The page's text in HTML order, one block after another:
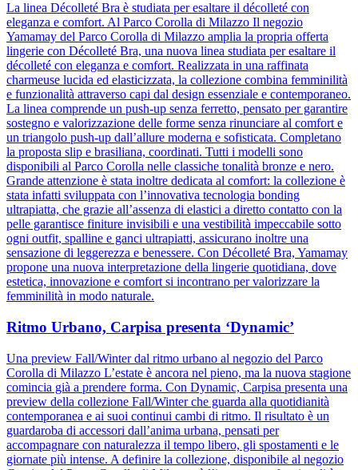
La linea Décolleté Bra è studiata per esaltare il décolleté con
eleganza e comfort. Al Parco Corolla di Milazzo Il negozio
Yamamay del Parco Corolla di Milazzo amplia la propria offerta
lingerie con Décolleté Bra, una nuova linea studiata per esaltare il
décolleté con eleganza e comfort. Realizzata in una raffinata
charmeuse lucida ed elasticizzata, la collezione combina femminilità
e funzionalità attraverso capi dal design essenziale e contemporaneo.
La linea comprende un push-up senza ferretto, pensato per garantire
sostegno e valorizzazione delle forme senza rinunciare al comfort e
un triangolo push-up dall’allure moderna e sofisticata. Completano
la proposta slip e brasiliana, coordinati. Tutti i modelli sono
disponibili al Parco Corolla nelle classiche tonalità bronze e nero.
Grande attenzione è stata inoltre dedicata al comfort: la collezione è
stata infatti sviluppata con l’innovativa tecnologia bonding
ultrapiatta, che grazie all’assenza di elastici a diretto contatto con la
pelle garantisce finiture invisibili e una vestibilità impeccabile sotto
ogni outfit, spalline e ganci ultrapiatti, assicurano inoltre una
sensazione di leggerezza e benessere. Con Décolleté Bra, Yamamay
propone una nuova interpretazione della lingerie quotidiana, dove
estetica, innovazione e comfort si incontrano per valorizzare la
femminilità in modo naturale.
Ritmo Urbano, Carpisa presenta ‘Dynamic’
Una preview Fall/Winter dal ritmo urbano al negozio del Parco
Corolla di Milazzo L’estate è ancora nel pieno, ma la nuova stagione
comincia già a prendere forma. Con Dynamic, Carpisa presenta una
preview della collezione Fall/Winter che guarda alla quotidianità
contemporanea e ai suoi continui cambi di ritmo. Il risultato è un
guardaroba di accessori dall’anima urbana, pensati per
accompagnare con naturalezza il tempo libero, gli spostamenti e le
giornate più intense. A definire la collezione, disponibile al negozio